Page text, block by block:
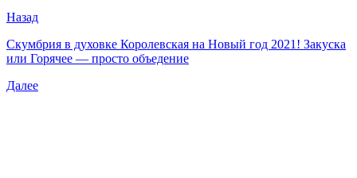
Назад
Скумбрия в духовке Королевская на Новый год 2021! Закуска
или Горячее — просто объедение
Далее